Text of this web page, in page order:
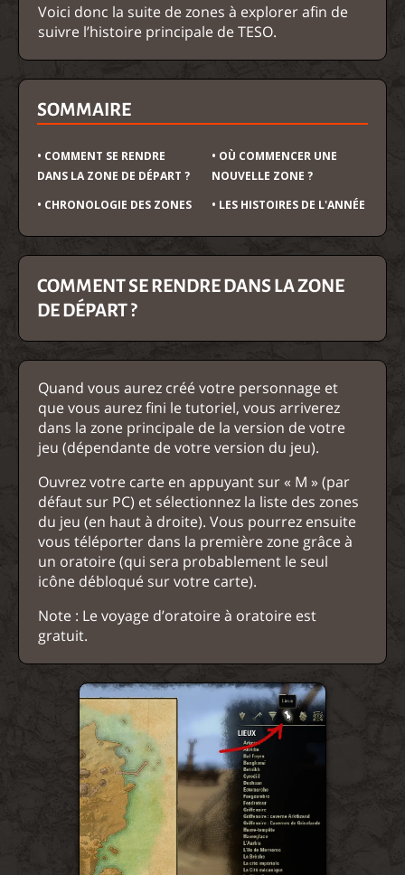
Voici donc la suite de zones à explorer afin de
suivre l’histoire principale de TESO.
SOMMAIRE
• COMMENT SE RENDRE
DANS LA ZONE DE DÉPART ?
• OÙ COMMENCER UNE
NOUVELLE ZONE ?
• CHRONOLOGIE DES ZONES
• LES HISTOIRES DE L'ANNÉE
COMMENT SE RENDRE DANS LA ZONE
DE DÉPART ?
Quand vous aurez créé votre personnage et
que vous aurez fini le tutoriel, vous arriverez
dans la zone principale de la version de votre
jeu (dépendante de votre version du jeu).
Ouvrez votre carte en appuyant sur « M » (par
défaut sur PC) et sélectionnez la liste des zones
du jeu (en haut à droite). Vous pourrez ensuite
vous téléporter dans la première zone grâce à
un oratoire (qui sera probablement le seul
icône débloqué sur votre carte).
Note : Le voyage d’oratoire à oratoire est
gratuit.